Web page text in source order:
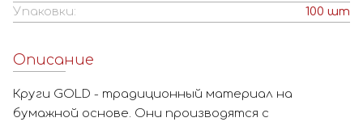
Упаковки:
100 шт
Описание
Круги GOLD - традиционный материал на
бумажной основе. Они производятся с